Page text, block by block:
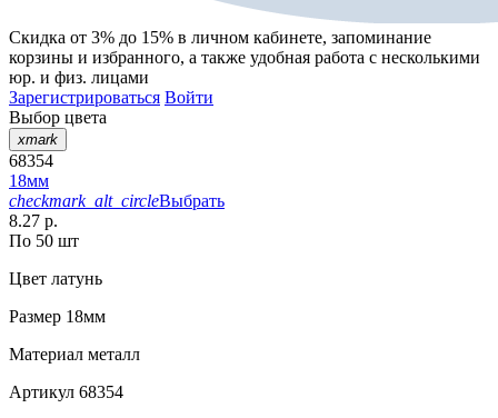
Скидка от 3% до 15% в личном кабинете, запоминание
корзины и избранного, а также удобная работа с несколькими
юр. и физ. лицами
Зарегистрироваться Войти
Выбор цвета
xmark
68354
18мм
checkmark_alt_circleВыбрать
8.27 р.
По 50 шт
Цвет латунь
Размер 18мм
Материал металл
Артикул 68354